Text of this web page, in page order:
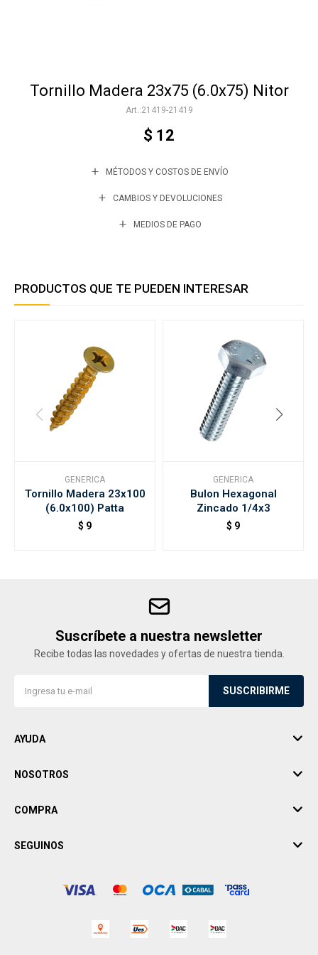
Tornillo Madera 23x75 (6.0x75) Nitor
21419-21419
$ 12
MÉTODOS Y COSTOS DE ENVÍO
CAMBIOS Y DEVOLUCIONES
MEDIOS DE PAGO
PRODUCTOS QUE TE PUEDEN INTERESAR
GENERICA
Tornillo Madera 23x100
(6.0x100) Patta
$ 9
GENERICA
Bulon Hexagonal
Zincado 1/4x3
$ 9
Suscríbete a nuestra newsletter
Recibe todas las novedades y ofertas de nuestra tienda.
SUSCRIBIRME
AYUDA
NOSOTROS
COMPRA
SEGUINOS
Varios